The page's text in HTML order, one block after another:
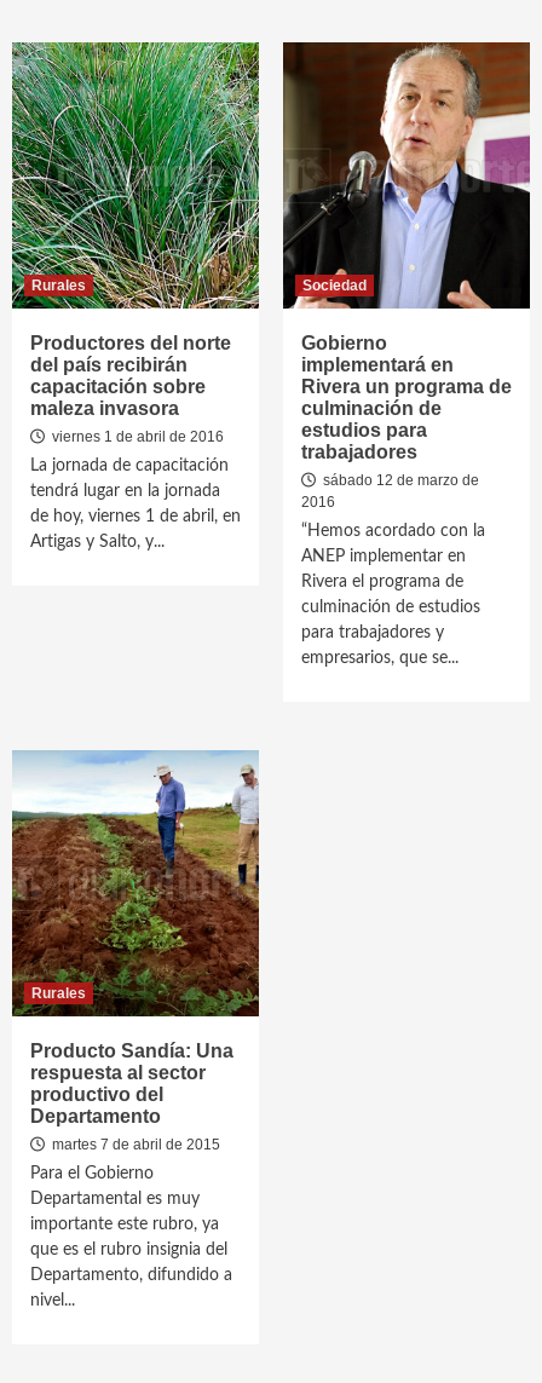
Rurales
Productores del norte
del país recibirán
capacitación sobre
maleza invasora
viernes 1 de abril de 2016
La jornada de capacitación
tendrá lugar en la jornada
de hoy, viernes 1 de abril, en
Artigas y Salto, y...
Sociedad
Gobierno
implementará en
Rivera un programa de
culminación de
estudios para
trabajadores
sábado 12 de marzo de
2016
“Hemos acordado con la
ANEP implementar en
Rivera el programa de
culminación de estudios
para trabajadores y
empresarios, que se...
Rurales
Producto Sandía: Una
respuesta al sector
productivo del
Departamento
martes 7 de abril de 2015
Para el Gobierno
Departamental es muy
importante este rubro, ya
que es el rubro insignia del
Departamento, difundido a
nivel...